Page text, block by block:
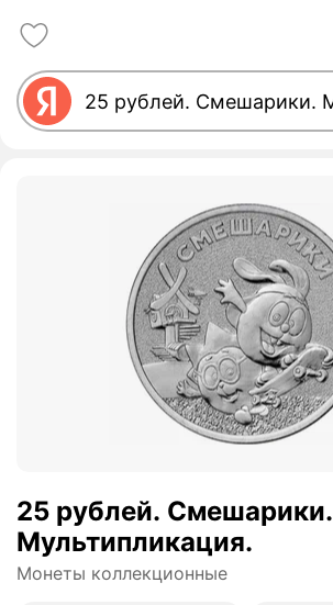
25 рублей. Смешарики.
Мультипликация.
Монеты коллекционные